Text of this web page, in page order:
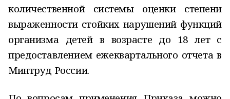
количественной системы оценки степени
выраженности стойких нарушений функций
организма детей в возрасте до 18 лет с
предоставлением ежеквартального отчета в
Минтруд России.